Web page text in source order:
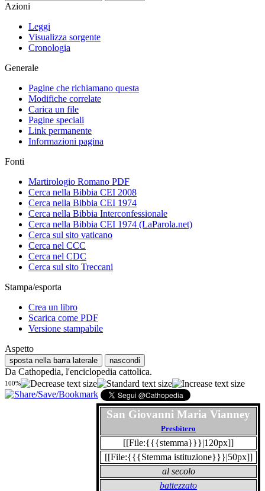
Azioni
Leggi
Visualizza sorgente
Cronologia
Generale
Pagine che richiamano questa
Modifiche correlate
Carica un file
Pagine speciali
Link permanente
Informazioni pagina
Fonti
Martirologio Romano PDF
Cerca nella Bibbia CEI 2008
Cerca nella Bibbia CEI 1974
Cerca nella Bibbia Interconfessionale
Cerca nella Bibbia CEI 1974 (LaParola.net)
Cerca sul sito vaticano
Cerca nel CCC
Cerca nel CDC
Cerca sul sito Treccani
Stampa/esporta
Crea un libro
Scarica come PDF
Versione stampabile
Aspetto
sposta nella barra laterale nascondi
Da Cathopedia, l'enciclopedia cattolica.
100%
San Giovanni Maria Vianney
Presbitero
[[File:{{{stemma}}}|120px]]
[[File:{{{Stemma istituzione}}}|50px]]
al secolo
battezzato